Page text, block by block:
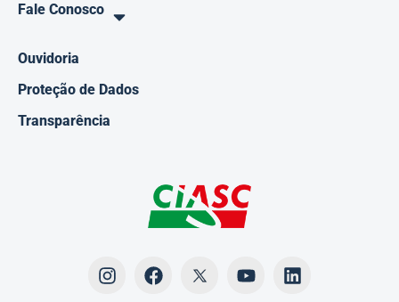
Fale Conosco
Ouvidoria
Proteção de Dados
Transparência